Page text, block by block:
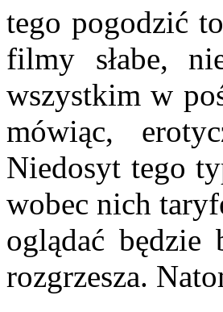
tego pogodzić
filmy słabe,
wszystkim w
mówiąc,
Niedosyt tego
wobec nich
oglądać
rozgrzesza.